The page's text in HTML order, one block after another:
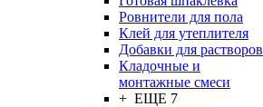
Ровнители для пола
Клей для утеплителя
Добавки для растворов
Кладочные и
монтажные смеси
+ ЕЩЕ 7